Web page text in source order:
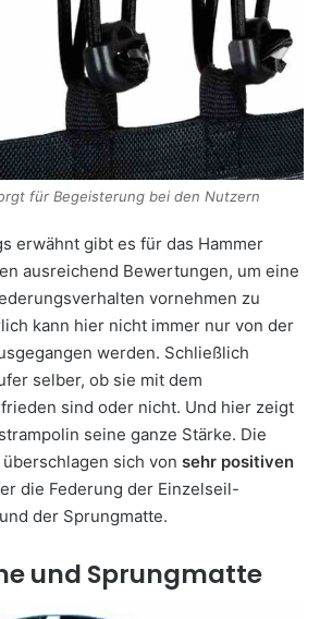
für Begeisterung bei den Nutzern
erwähnt gibt es für das Hammer
ausreichend Bewertungen, um eine
vornehmen zu
kann hier nicht immer nur von der
werden. Schließlich
selber, ob sie mit dem
sind oder nicht. Und hier zeigt
seine ganze Stärke. Die
sich von sehr positiven
die Federung der Einzelseil-
der Sprungmatte.
und Sprungmatte